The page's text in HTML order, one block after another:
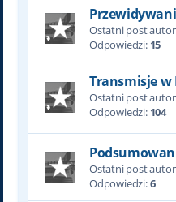
Ostatni post
Odpowiedzi: 15
Transmisje w
Ostatni post
Odpowiedzi: 104
Ostatni post
Odpowiedzi:6